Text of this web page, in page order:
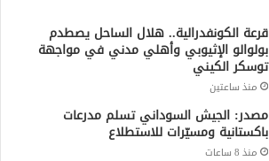
قرعة الكونفدرالية.. هلال الساحل يصطدم
بولوالو الإثيوبي وأهلي مدني في مواجهة
توسكر الكيني
منذ ساعتين
مصدر: الجيش السوداني تسلم مدرعات
باكستانية ومسيّرات للاستطلاع
منذ 8 ساعات